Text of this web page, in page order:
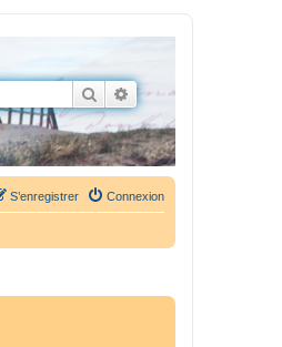
Rechercher
Recherche avancée
Connexion
S’enregistrer